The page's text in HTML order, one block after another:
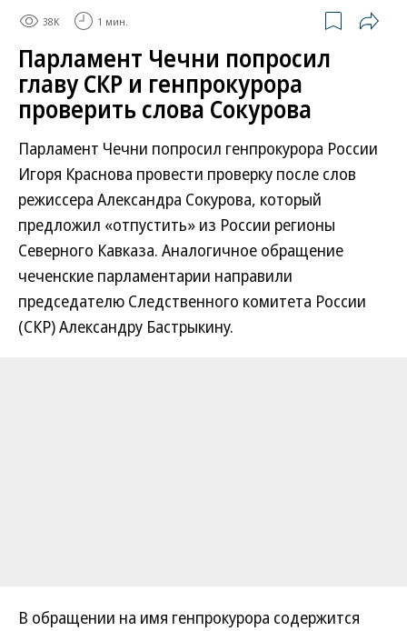
38K 1 мин.
Парламент Чечни попросил
главу СКР и генпрокурора
проверить слова Сокурова
Парламент Чечни попросил генпрокурора России
Игоря Краснова провести проверку после слов
режиссера Александра Сокурова, который
предложил «отпустить» из России регионы
Северного Кавказа. Аналогичное обращение
чеченские парламентарии направили
председателю Следственного комитета России
(СКР) Александру Бастрыкину.
В обращении на имя генпрокурора содержится